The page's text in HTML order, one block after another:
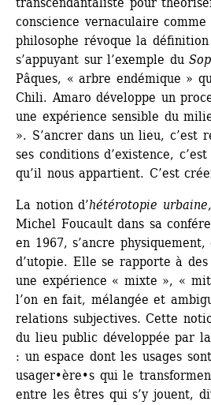
conscience vernaculaire
philosophe révoque la définition
s’appuyant sur l’exemple du
Pâques, « arbre endémique »
Chili. Amaro développe un
une expérience sensible du
». S’ancrer dans un lieu,
ses conditions d’existence,
qu’il nous appartient. C’est
La notion d’hétérotopie urbaine
Michel Foucault dans sa
en 1967, s’ancre
d’utopie. Elle se rapporte à
une expérience « mixte », «
l’on en fait, mélangée et
relations subjectives. Cette
du lieu public développée par
: un espace dont les usages
usager•ère•s qui le
entre les êtres qui s’y jouent,